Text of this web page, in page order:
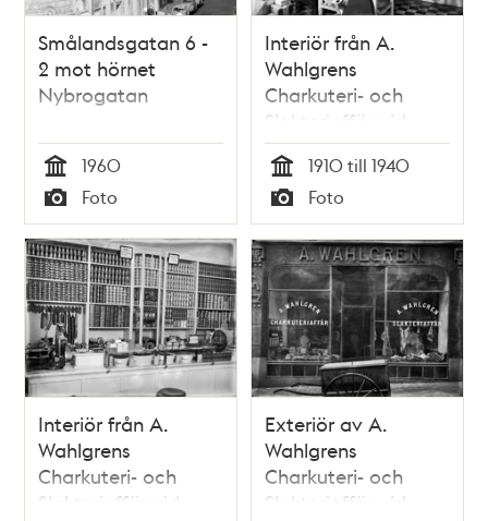
Smålandsgatan 6 -
2 mot hörnet
Nybrogatan
Tid
1960
Typ
Foto
Interiör från A.
Wahlgrens
Charkuteri- och
Slakteriaffär vid
Nybrogatan 15.
Tid
1910 till 1940
Typ
Foto
Interiör från A.
Wahlgrens
Charkuteri- och
Slakteriaffär vid
Exteriör av A.
Wahlgrens
Charkuteri- och
Slakteriaffär vid